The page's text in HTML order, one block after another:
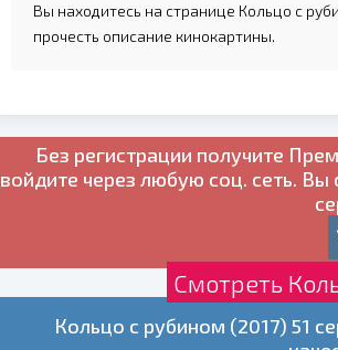
Вы находитесь на странице Кольцо с
прочесть описание кинокартины.
Без регистрации получите
войдите через любую соц. сеть.
Смотреть
Кольцо с рубином (2017) 51